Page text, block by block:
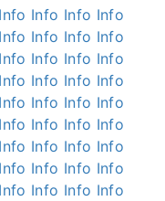
Info Info Info Info
Info Info Info Info
Info Info Info Info
Info Info Info Info
Info Info Info Info
Info Info Info Info
Info Info Info Info
Info Info Info Info
Info Info Info Info